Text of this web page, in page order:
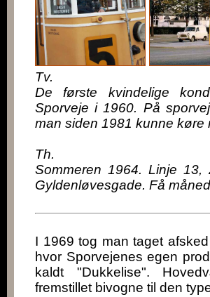
Tv.
De første kvindelige
Sporveje i 1960. På
man siden 1981 kunne køre
Th.
Sommeren 1964. Linje
Gyldenløvesgade. Få
I 1969 tog man taget
hvor Sporvejenes egen
kaldt "Dukkelise".
fremstillet bivogne til den